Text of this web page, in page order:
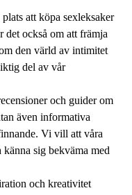
att köpa sexleksaker
det också om att främja
den värld av intimitet
del av vår
och guider om
även informativa
Vi vill att våra
sig bekväma med
och kreativitet